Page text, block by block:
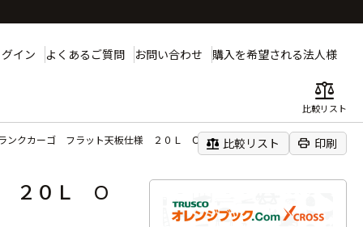
イン よくあるご質問 お問い合わせ 購入を希望される法人様
balance
比較リスト
ンクカーゴ フラット天板仕様 ２０Ｌ ОＤ色
balance 比較リスト print 印刷
２０Ｌ О